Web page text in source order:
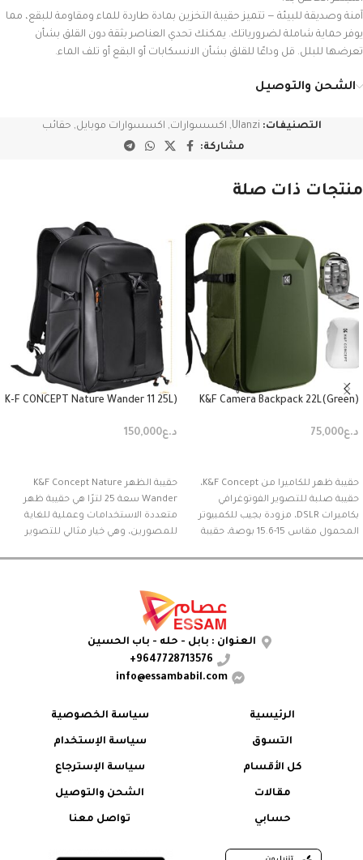
آمنة وصديقة للبيئة — تتميز حقيبة التخزين بمادة طاردة للماء ومقاومة للبقع، مما
يوفر حماية شاملة لضرورياتك. يمكنك تحدي العناصر بثقة دون القلق بشأن
تعرضها للبلل. قل وداعًا للقلق بشأن الانسكابات أو البقع أو تلف الماء.
الشحن والتوصيل
التصنيفات: Ulanzi
, اكسسوارات, اكسسوارات موبايل, حقائب
مشاركة:
منتجات ذات صلة
(Green)K&F Camera Backpack 22L
د.ع75,000
حقيبة ظهر للكاميرا من K&F Concept،
حقيبة صلبة للتصوير الفوتوغرافي
بكاميرات DSLR، مزودة بجيب للكمبيوتر
المحمول مقاس 15-15.6 بوصة، حقيبة
(K-F CONCEPT Nature Wander 11 25L
black(KF31.132
د.ع150,000
حقيبة الظهر K&F Concept Nature
Wander سعة 25 لترًا هي حقيبة ظهر
متعددة الاستخدامات وعملية للغاية
للمصورين، وهي خيار مثالي للتصوير
والعدسات وأجهزة الكمبيوتر المحمولة
وغيرها من الملحقات بأمان.
العنوان : بابل - حله - باب الحسين
9647728713576+
info@essambabil.com
الرئيسية
التسوق
كل الأقسام
مقالات
حسابي
سياسة الخصوصية
سياسة الإستخدام
سياسة الإسترجاع
الشحن والتوصيل
تواصل معنا